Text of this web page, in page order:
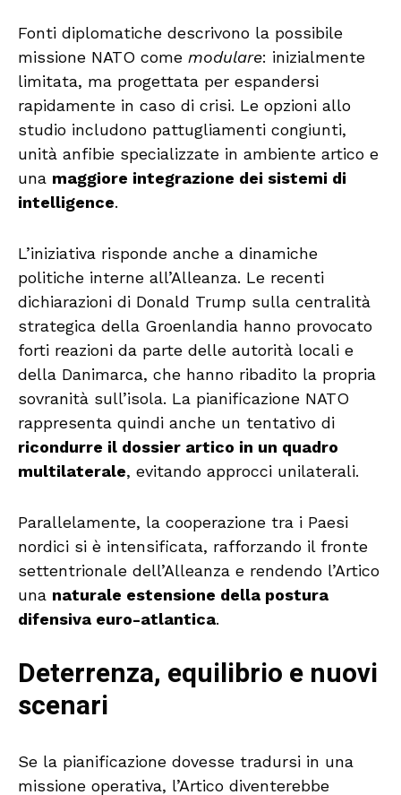
Fonti diplomatiche descrivono la possibile
missione NATO come modulare: inizialmente
limitata, ma progettata per espandersi
rapidamente in caso di crisi. Le opzioni allo
studio includono pattugliamenti congiunti,
unità anfibie specializzate in ambiente artico e
una maggiore integrazione dei sistemi di
intelligence.
L’iniziativa risponde anche a dinamiche
politiche interne all’Alleanza. Le recenti
dichiarazioni di Donald Trump sulla centralità
strategica della Groenlandia hanno provocato
forti reazioni da parte delle autorità locali e
della Danimarca, che hanno ribadito la propria
sovranità sull’isola. La pianificazione NATO
rappresenta quindi anche un tentativo di
ricondurre il dossier artico in un quadro
multilaterale, evitando approcci unilaterali.
Parallelamente, la cooperazione tra i Paesi
nordici si è intensificata, rafforzando il fronte
settentrionale dell’Alleanza e rendendo l’Artico
una naturale estensione della postura
difensiva euro-atlantica.
Deterrenza, equilibrio e nuovi
scenari
Se la pianificazione dovesse tradursi in una
missione operativa, l’Artico diventerebbe